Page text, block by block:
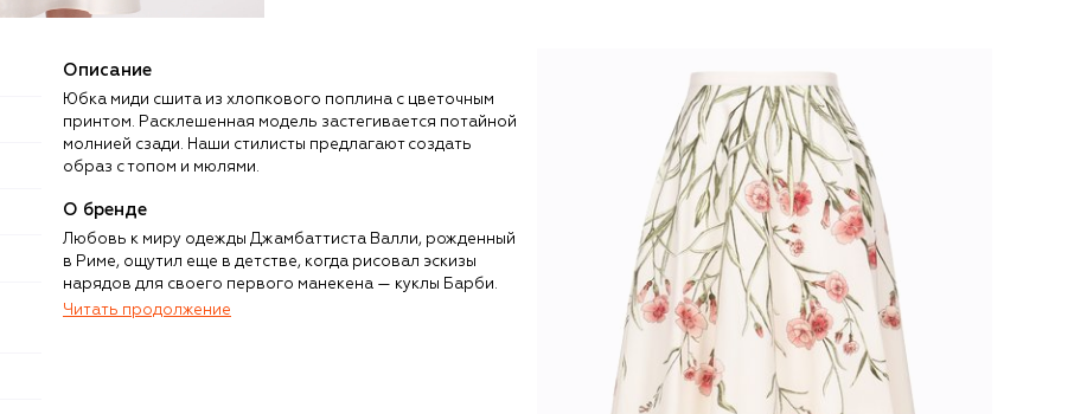
Описание
Юбка миди сшита из хлопкового поплина с цветочным
принтом. Расклешенная модель застегивается потайной
молнией сзади. Наши стилисты предлагают создать
образ с топом и мюлями.
О бренде
Любовь к миру одежды Джамбаттиста Валли, рожденный
в Риме, ощутил еще в детстве, когда рисовал эскизы
нарядов для своего первого манекена — куклы Барби.
Впереди его ждали лондонский колледж Сент-Мартинс,
Читать продолжение